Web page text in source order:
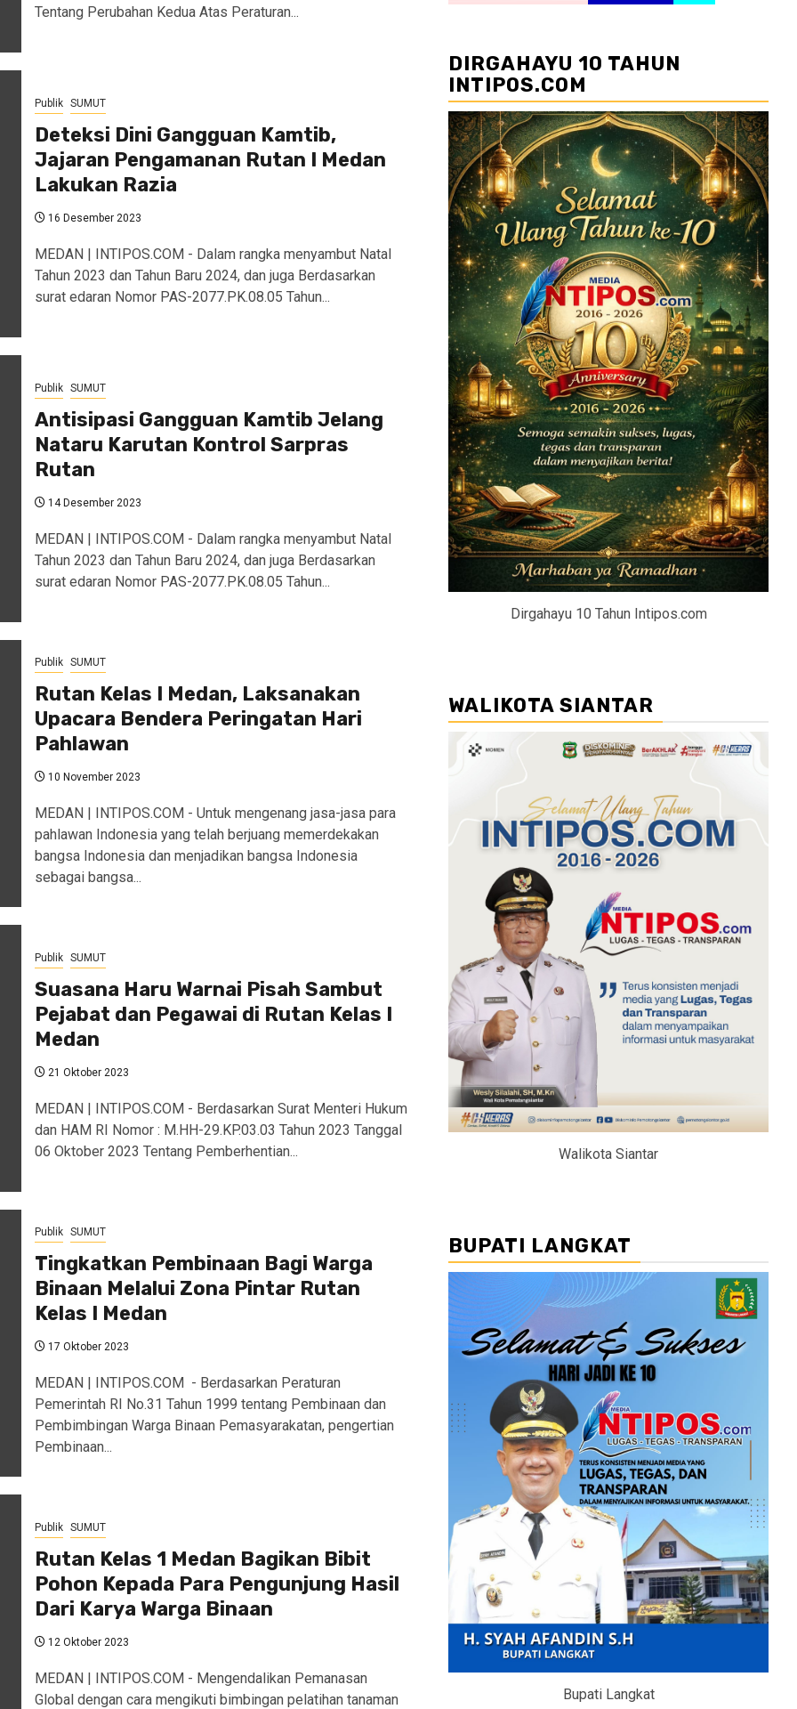
Tentang Perubahan Kedua Atas Peraturan...
Publik SUMUT
Deteksi Dini Gangguan Kamtib,
Jajaran Pengamanan Rutan I Medan
Lakukan Razia
16 Desember 2023
MEDAN | INTIPOS.COM - Dalam rangka menyambut Natal
Tahun 2023 dan Tahun Baru 2024, dan juga Berdasarkan
surat edaran Nomor PAS-2077.PK.08.05 Tahun...
Publik SUMUT
Antisipasi Gangguan Kamtib Jelang
Nataru Karutan Kontrol Sarpras
Rutan
14 Desember 2023
MEDAN | INTIPOS.COM - Dalam rangka menyambut Natal
Tahun 2023 dan Tahun Baru 2024, dan juga Berdasarkan
surat edaran Nomor PAS-2077.PK.08.05 Tahun...
Publik SUMUT
Rutan Kelas I Medan, Laksanakan
Upacara Bendera Peringatan Hari
Pahlawan
10 November 2023
MEDAN | INTIPOS.COM - Untuk mengenang jasa-jasa para
pahlawan Indonesia yang telah berjuang memerdekakan
bangsa Indonesia dan menjadikan bangsa Indonesia
sebagai bangsa...
Publik SUMUT
Suasana Haru Warnai Pisah Sambut
Pejabat dan Pegawai di Rutan Kelas I
Medan
21 Oktober 2023
MEDAN | INTIPOS.COM - Berdasarkan Surat Menteri Hukum
dan HAM RI Nomor : M.HH-29.KP.03.03 Tahun 2023 Tanggal
06 Oktober 2023 Tentang Pemberhentian...
Publik SUMUT
Tingkatkan Pembinaan Bagi Warga
Binaan Melalui Zona Pintar Rutan
Kelas I Medan
17 Oktober 2023
MEDAN | INTIPOS.COM - Berdasarkan Peraturan
Pemerintah RI No.31 Tahun 1999 tentang Pembinaan dan
Pembimbingan Warga Binaan Pemasyarakatan, pengertian
Pembinaan...
Publik SUMUT
Rutan Kelas 1 Medan Bagikan Bibit
Pohon Kepada Para Pengunjung Hasil
Dari Karya Warga Binaan
12 Oktober 2023
MEDAN | INTIPOS.COM - Mengendalikan Pemanasan
Global dengan cara mengikuti bimbingan pelatihan tanaman
DIRGAHAYU 10 TAHUN
INTIPOS.COM
Dirgahayu 10 Tahun Intipos.com
WALIKOTA SIANTAR
Walikota Siantar
BUPATI LANGKAT
Bupati Langkat